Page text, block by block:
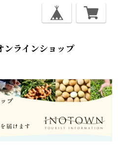
ンラインショップ